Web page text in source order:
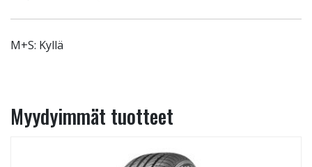
M+S: Kyllä
Myydyimmät tuotteet